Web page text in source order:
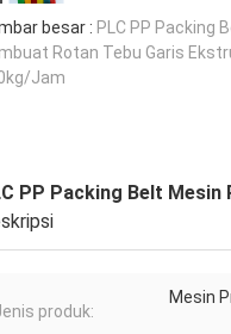
besar : PLC PP Packing
Rotan Tebu Garis
Jam
PP Packing Belt
produk:
Mesin